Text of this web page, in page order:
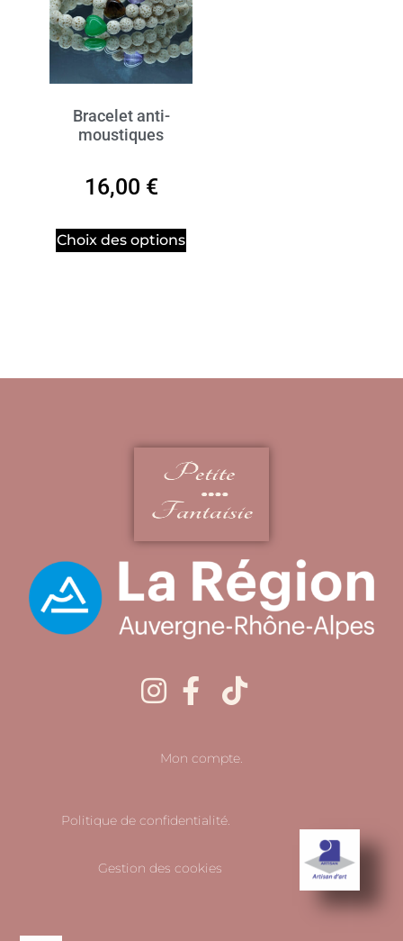
Bracelet anti-
moustiques
16,00 €
Choix des options
Mon compte.
Politique de confidentialité.
Gestion des cookies